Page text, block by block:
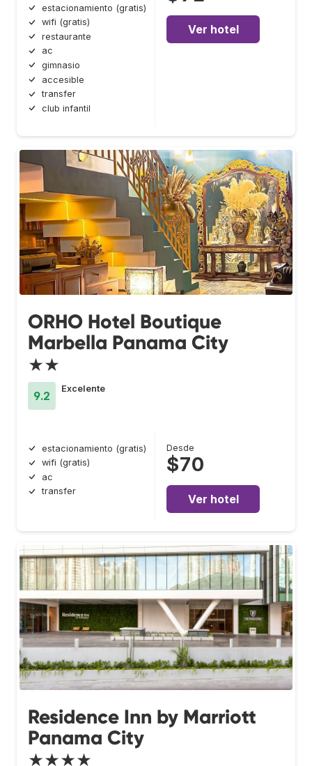
estacionamiento (gratis)
wifi (gratis)
restaurante
ac
gimnasio
accesible
transfer
club infantil
Ver hotel
ORHO Hotel Boutique
Marbella Panama City
★★
9.2
Excelente
estacionamiento (gratis)
wifi (gratis)
ac
transfer
Desde
$70
Ver hotel
Residence Inn by Marriott
Panama City
★★★★